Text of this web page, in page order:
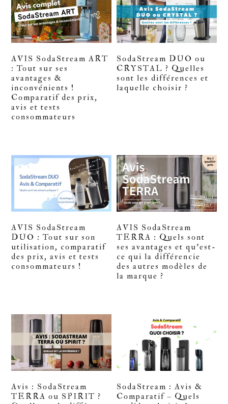
AVIS SodaStream ART
: Tout sur ses
avantages &
inconvénients !
Comparatif des prix,
avis et tests
consommateurs
SodaStream DUO ou
CRYSTAL ? Quelles
sont les différences et
laquelle choisir ?
AVIS SodaStream
DUO : Tout sur son
utilisation, comparatif
des prix, avis et tests
consommateurs !
AVIS SodaStream
TERRA : Quels sont
ses avantages et qu’est-
ce qui la différencie
des autres modèles de
la marque ?
Avis : SodaStream
TERRA ou SPIRIT ?
SodaStream : Avis &
Comparatif – Quels